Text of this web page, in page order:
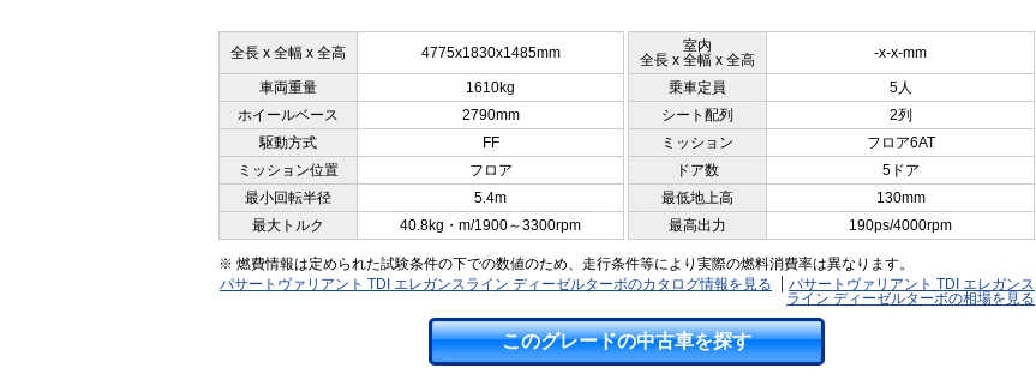
全長 x 全幅 x 全高 4775x1830x1485mm
室内
全長 x 全幅 x 全高
-x-x-mm
車両重量 1610kg 乗車定員
5人
ホイールベース
2790mm シート配列
2列
駆動方式
FF ミッション
フロア6AT
ミッション位置
フロア ドア数
5ドア
最小回転半径
5.4m 最低地上高
130mm
最大トルク
40.8kg・m/1900～3300rpm 最高出力 190ps/4000rpm
※ 燃費情報は定められた試験条件の下での数値のため、走行条件等により実際の燃料消費率は異なります。
パサートヴァリアント TDI エレガンスライン ディーゼルターボのカタログ情報を見る
パサートヴァリアント TDI エレガンス
ライン ディーゼルターボの相場を見る
このグレードの中古車を探す